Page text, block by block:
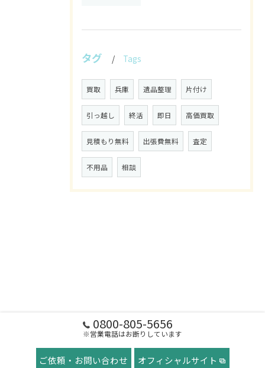
タグ Tags
買取 兵庫 遺品整理 片付け
引っ越し 終活 即日 高価買取
見積もり無料 出張費無料 査定
不用品 相談
0800-805-5656
※営業電話はお断りしています
ご依頼・お問い合わせ オフィシャルサイト